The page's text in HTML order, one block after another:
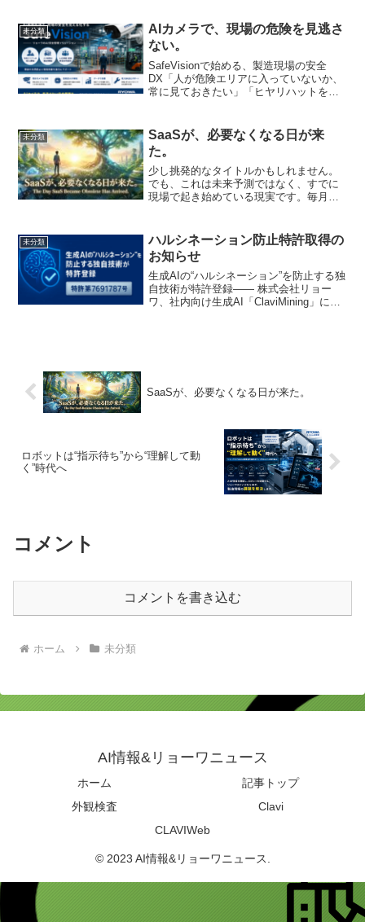
未分類
AIカメラで、現場の危険を見逃さ
ない。
SafeVisionで始める、製造現場の安全
DX「人が危険エリアに入っていないか、
常に見ておきたい」「ヒヤリハットを減
かりなシステム導入は難しい」「カメラ
はあるが、ただ...
未分類
SaaSが、必要なくなる日が来
た。
少し挑発的なタイトルかもしれません。
でも、これは未来予測ではなく、すでに
現場で起き始めている現実です。毎月か
れど、実際に使っているのはそのうちの
一部。そんなSaaS疲れ...
未分類
ハルシネーション防止特許取得の
お知らせ
生成AIの“ハルシネーション”を防止する独
自技術が特許登録—— 株式会社リョー
ワ、社内向け生成AI「ClaviMining」に搭
SaaSが、必要なくなる日が来た。
ロボットは“指示待ち”から“理解して動
く”時代へ
コメント
コメントを書き込む
ホーム 未分類
AI情報&リョーワニュース
ホーム
記事トップ
外観検査
Clavi
CLAVIWeb
© 2023 AI情報&リョーワニュース.